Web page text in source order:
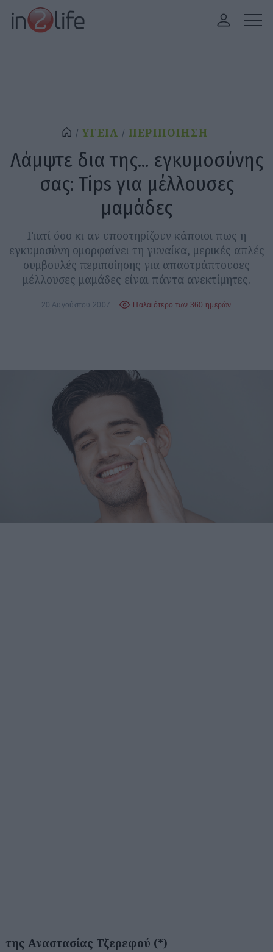
ΥΓΕΙΑ ΠΕΡΙΠΟΙΗΣΗ
Λάμψτε δια της... εγκυμοσύνης
σας: Tips για μέλλουσες
μαμάδες
Γιατί όσο κι αν υποστηρίζουν κάποιοι πως η
εγκυμοσύνη ομορφαίνει τη γυναίκα, μερικές απλές
συμβουλές περιποίησης για απαστράπτουσες
μέλλουσες μαμάδες είναι πάντα ανεκτίμητες.
20 Αυγούστου 2007 Παλαιότερο των 360 ημερών
της Αναστασίας Τζερεφού (*)